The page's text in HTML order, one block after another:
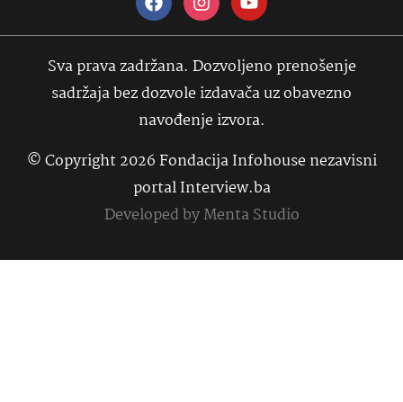
Sva prava zadržana. Dozvoljeno prenošenje
sadržaja bez dozvole izdavača uz obavezno
navođenje izvora.
© Copyright 2026 Fondacija Infohouse nezavisni
portal Interview.ba
Developed byMenta Studio